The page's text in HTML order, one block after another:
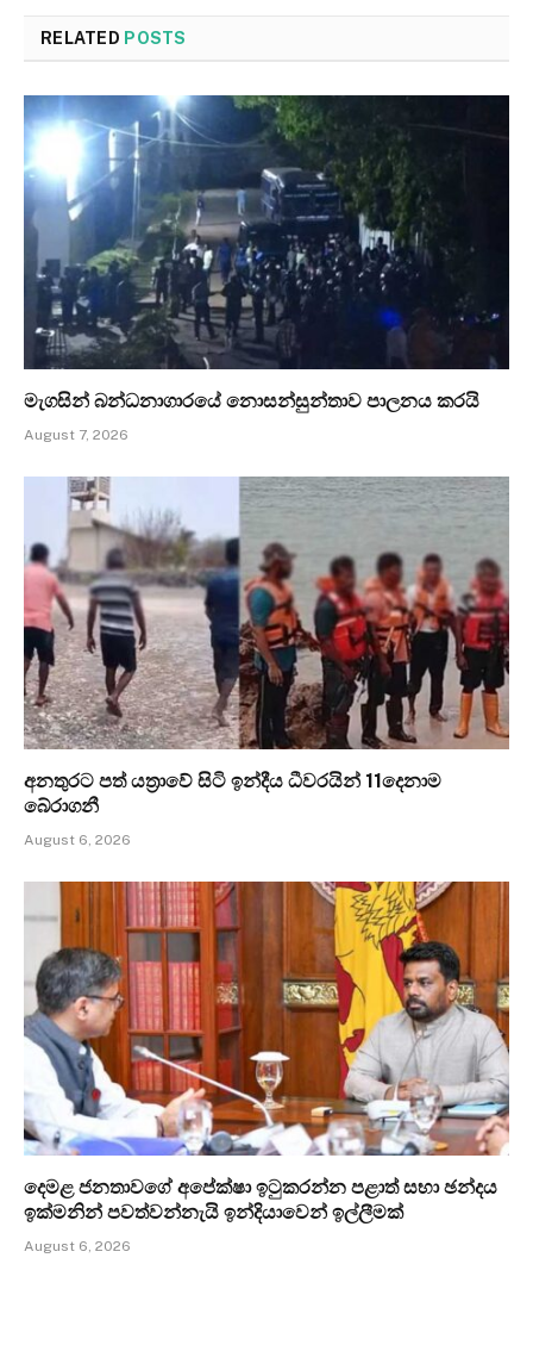
RELATED POSTS
මැගසින් බන්ධනාගාරයේ නොසන්සුන්තාව පාලනය කරයි
August 7, 2026
අනතුරට පත් යත්‍රාවේ සිටි ඉන්දීය ධීවරයින් 11දෙනාම
බේරාගනී
August 6, 2026
දෙමළ ජනතාවගේ අපේක්ෂා ඉටුකරන්න පළාත් සභා ඡන්දය
ඉක්මනින් පවත්වන්නැයි ඉන්දියාවෙන් ඉල්ලීමක්
August 6, 2026